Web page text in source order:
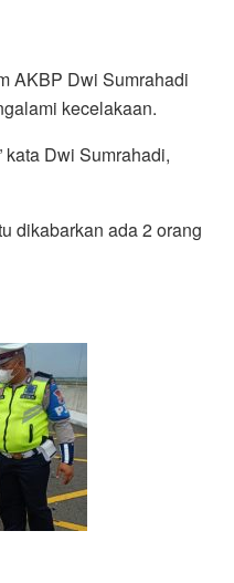
AKBP Dwi Sumrahadi
kecelakaan.
kata Dwi Sumrahadi,
dikabarkan ada 2 orang